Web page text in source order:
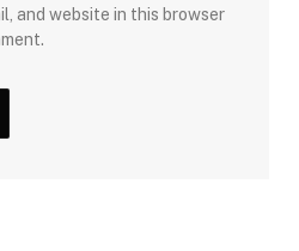
and website in this browser